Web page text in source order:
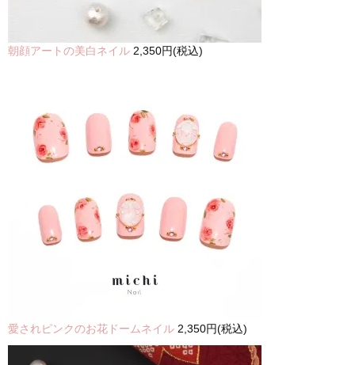
朝顔アートの美白ネイル 2,350円(税込)
愛されピンクのお花ドームネイル 2,350円(税込)